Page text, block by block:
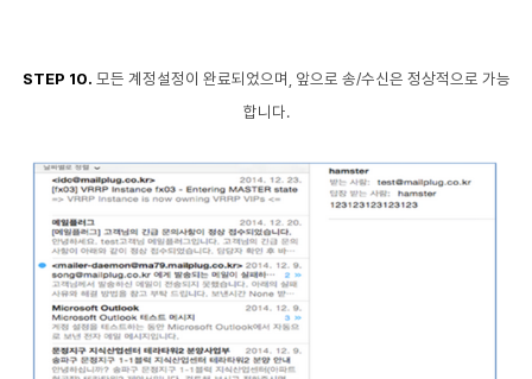
STEP 10. 모든 계정설정이 완료되었으며, 앞으로 송/수신은 정상적으로 가능
합니다.